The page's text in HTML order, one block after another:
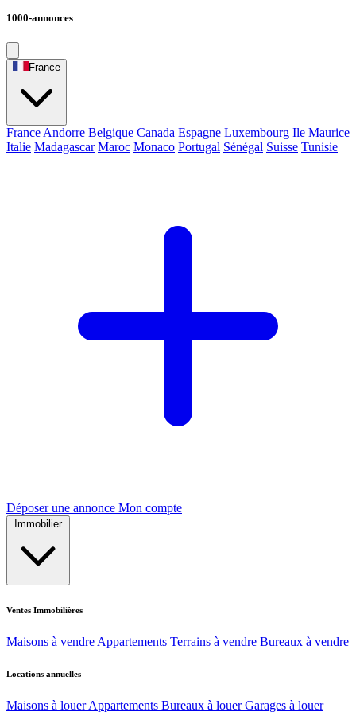
1000-annonces
France
France Andorre Belgique Canada Espagne Luxembourg Ile Maurice
Italie Madagascar Maroc Monaco Portugal Sénégal Suisse Tunisie
Déposer une annonce Mon compte
Immobilier
Ventes Immobilières
Maisons à vendre Appartements Terrains à vendre Bureaux à vendre
Locations annuelles
Maisons à louer Appartements Bureaux à louer Garages à louer